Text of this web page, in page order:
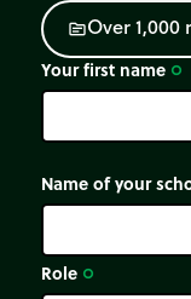
sourceOver1,000 r
Your first name trip_origin
Name of your
Role trip_origin